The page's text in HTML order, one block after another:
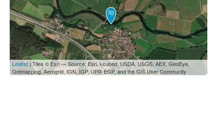
Leaflet | Tiles © Esri — Source: Esri, i-cubed, USDA, USGS, AEX, GeoEye,
Getmapping, Aerogrid, IGN, IGP, UPR-EGP, and the GIS User Community